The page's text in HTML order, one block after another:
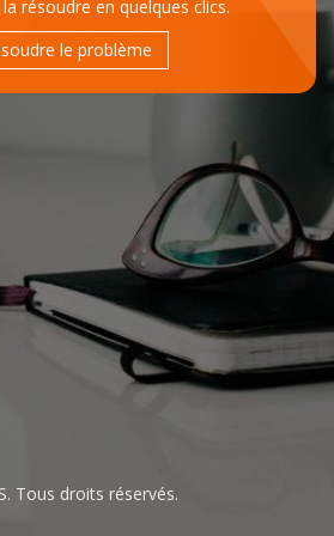
résoudre en quelques clics.
le problème
Tous droits réservés.